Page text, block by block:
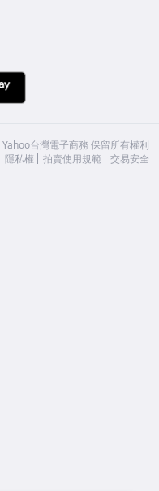
Yahoo台灣電子商務 保留所有權利
隱私權 拍賣使用規範 交易安全